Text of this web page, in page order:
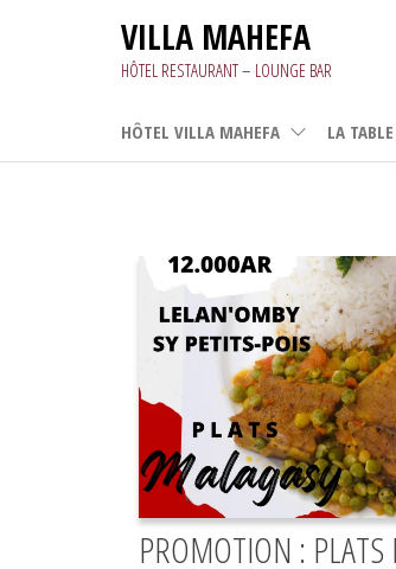
VILLA MAHEFA
HÔTEL RESTAURANT – LOUNGE BAR
HÔTEL VILLA MAHEFA LA
PROMOTION : PLATS